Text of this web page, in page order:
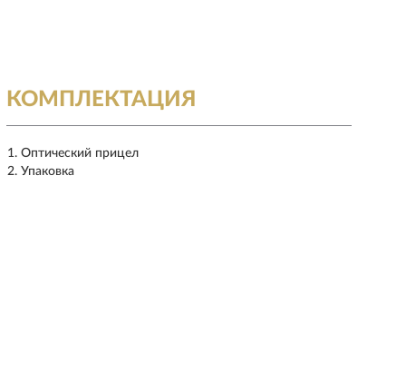
КОМПЛЕКТАЦИЯ
Оптический прицел
Упаковка